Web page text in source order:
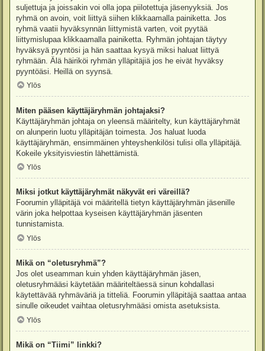
suljettuja ja joissakin voi olla jopa piilotettuja jäsenyyksiä. Jos
ryhmä on avoin, voit liittyä siihen klikkaamalla painiketta. Jos
ryhmä vaatii hyväksynnän liittymistä varten, voit pyytää
liittymislupaa klikkaamalla painiketta. Ryhmän johtajan täytyy
hyväksyä pyyntösi ja hän saattaa kysyä miksi haluat liittyä
ryhmään. Älä häiriköi ryhmän ylläpitäjiä jos he eivät hyväksy
pyyntöäsi. Heillä on syynsä.
Ylös
Miten pääsen käyttäjäryhmän johtajaksi?
Käyttäjäryhmän johtaja on yleensä määritelty, kun käyttäjäryhmät
on alunperin luotu ylläpitäjän toimesta. Jos haluat luoda
käyttäjäryhmän, ensimmäinen yhteyshenkilösi tulisi olla ylläpitäjä.
Kokeile yksityisviestin lähettämistä.
Ylös
Miksi jotkut käyttäjäryhmät näkyvät eri väreillä?
Foorumin ylläpitäjä voi määritellä tietyn käyttäjäryhmän jäsenille
värin joka helpottaa kyseisen käyttäjäryhmän jäsenten
tunnistamista.
Ylös
Mikä on “oletusryhmä”?
Jos olet useamman kuin yhden käyttäjäryhmän jäsen,
oletusryhmääsi käytetään määriteltäessä sinun kohdallasi
käytettävää ryhmäväriä ja titteliä. Foorumin ylläpitäjä saattaa antaa
sinulle oikeudet vaihtaa oletusryhmääsi omista asetuksista.
Ylös
Mikä on “Tiimi” linkki?